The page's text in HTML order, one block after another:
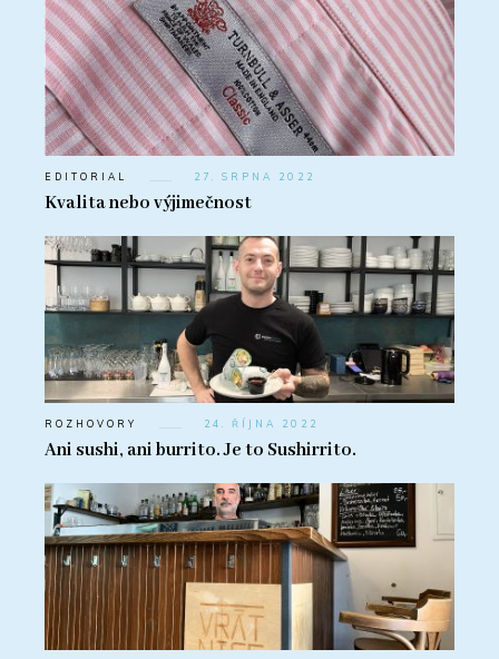
EDITORIAL 27. SRPNA 2022
Kvalita nebo výjimečnost
ROZHOVORY 24. ŘÍJNA 2022
Ani sushi, ani burrito. Je to Sushirrito.